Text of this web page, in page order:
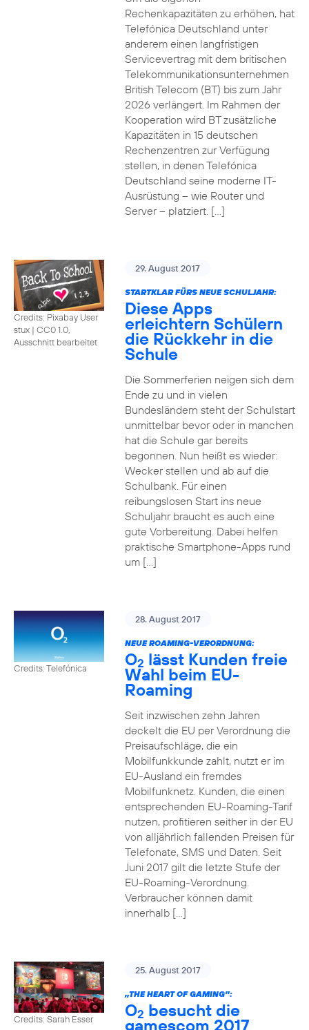
Rechenkapazitäten zu erhöhen, hat
Telefónica Deutschland unter
anderem einen langfristigen
Servicevertrag mit dem britischen
Telekommunikationsunternehmen
British Telecom (BT) bis zum Jahr
2026 verlängert. Im Rahmen der
Kooperation wird BT zusätzliche
Kapazitäten in 15 deutschen
Rechenzentren zur Verfügung
stellen, in denen Telefónica
Deutschland seine moderne IT-
Ausrüstung – wie Router und
Server – platziert. […]
Credits: Pixabay User
stux | CC0 1.0,
Ausschnitt bearbeitet
29. August 2017
STARTKLAR FÜRS NEUE SCHULJAHR:
Diese Apps
erleichtern Schülern
die Rückkehr in die
Schule
Die Sommerferien neigen sich dem
Ende zu und in vielen
Bundesländern steht der Schulstart
unmittelbar bevor oder in manchen
hat die Schule gar bereits
begonnen. Nun heißt es wieder:
Wecker stellen und ab auf die
Schulbank. Für einen
reibungslosen Start ins neue
Schuljahr braucht es auch eine
gute Vorbereitung. Dabei helfen
praktische Smartphone-Apps rund
um […]
Credits: Telefónica
28. August 2017
NEUE ROAMING-VERORDNUNG:
O2 lässt Kunden freie
Wahl beim EU-
Roaming
Seit inzwischen zehn Jahren
deckelt die EU per Verordnung die
Preisaufschläge, die ein
Mobilfunkkunde zahlt, nutzt er im
EU-Ausland ein fremdes
Mobilfunknetz. Kunden, die einen
entsprechenden EU-Roaming-Tarif
nutzen, profitieren seither in der EU
von alljährlich fallenden Preisen für
Telefonate, SMS und Daten. Seit
Juni 2017 gilt die letzte Stufe der
EU-Roaming-Verordnung.
Verbraucher können damit
innerhalb […]
Credits: Sarah Esser
25. August 2017
„THE HEART OF GAMING”:
O2 besucht die
gamescom 2017